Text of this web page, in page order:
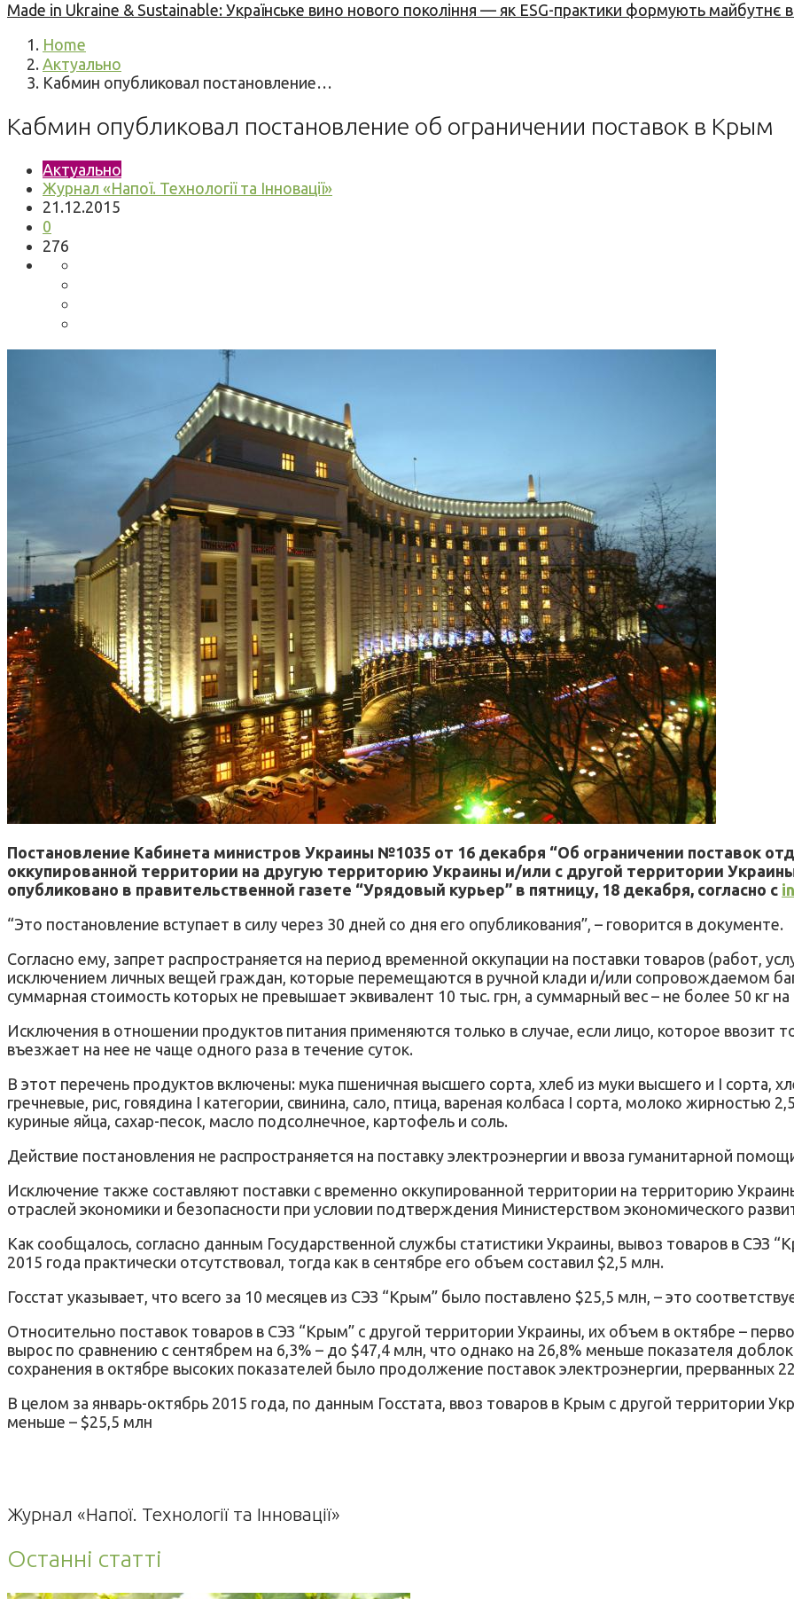
Made in Ukraine & Sustainable: Українське вино нового покоління — як ESG-практики формують майбутнє
Home
Актуально
Кабмин опубликовал постановление…
Кабмин опубликовал постановление об ограничении поставок в Крым
Актуально
Журнал «Напої. Технології та Інновації»
21.12.2015
0
276
Постановление Кабинета министров Украины №1035 от 16 декабря “Об ограничении поставок
оккупированной территории на другую территорию Украины и/или с другой территории
опубликовано в правительственной газете “Урядовый курьер” в пятницу, 18 декабря, согласно с
“Это постановление вступает в силу через 30 дней со дня его опубликования”, – говорится в документе.
Согласно ему, запрет распространяется на период временной оккупации на поставки товаров (работ,
исключением личных вещей граждан, которые перемещаются в ручной клади и/или сопровождаемом
суммарная стоимость которых не превышает эквивалент 10 тыс. грн, а суммарный вес – не более 50 кг
Исключения в отношении продуктов питания применяются только в случае, если лицо, которое ввозит
въезжает на нее не чаще одного раза в течение суток.
В этот перечень продуктов включены: мука пшеничная высшего сорта, хлеб из муки высшего и I сорта,
гречневые, рис, говядина I категории, свинина, сало, птица, вареная колбаса I сорта, молоко жирностью
куриные яйца, сахар-песок, масло подсолнечное, картофель и соль.
Действие постановления не распространяется на поставку электроэнергии и ввоза гуманитарной
Исключение также составляют поставки с временно оккупированной территории на территорию
отраслей экономики и безопасности при условии подтверждения Министерством экономического
Как сообщалось, согласно данным Государственной службы статистики Украины, вывоз товаров в СЭЗ
2015 года практически отсутствовал, тогда как в сентябре его объем составил $2,5 млн.
Госстат указывает, что всего за 10 месяцев из СЭЗ “Крым” было поставлено $25,5 млн, – это
Относительно поставок товаров в СЭЗ “Крым” с другой территории Украины, их объем в октябре –
вырос по сравнению с сентябрем на 6,3% – до $47,4 млн, что однако на 26,8% меньше показателя
сохранения в октябре высоких показателей было продолжение поставок электроэнергии, прерванных
В целом за январь-октябрь 2015 года, по данным Госстата, ввоз товаров в Крым с другой территории
меньше – $25,5 млн
Журнал «Напої. Технології та Інновації»
Останні статті